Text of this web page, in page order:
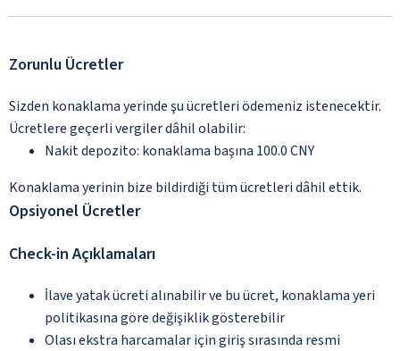
Zorunlu Ücretler
Sizden konaklama yerinde şu ücretleri ödemeniz istenecektir.
Ücretlere geçerli vergiler dâhil olabilir:
Nakit depozito: konaklama başına 100.0 CNY
Konaklama yerinin bize bildirdiği tüm ücretleri dâhil ettik.
Opsiyonel Ücretler
Check-in Açıklamaları
İlave yatak ücreti alınabilir ve bu ücret, konaklama yeri
politikasına göre değişiklik gösterebilir
Olası ekstra harcamalar için giriş sırasında resmi